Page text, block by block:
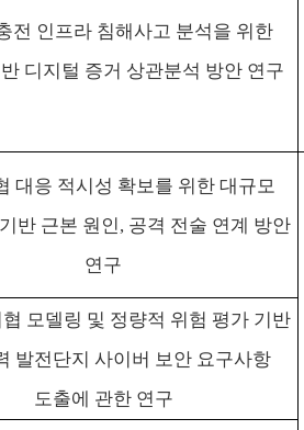
전 인프라 침해사고 분석을 위한
디지털 증거 상관분석 방안 연구
대응 적시성 확보를 위한 대규모
반 근본 원인, 공격 전술 연계 방안
연구
협 모델링 및 정량적 위험 평가 기반
발전단지 사이버 보안 요구사항
도출에 관한 연구